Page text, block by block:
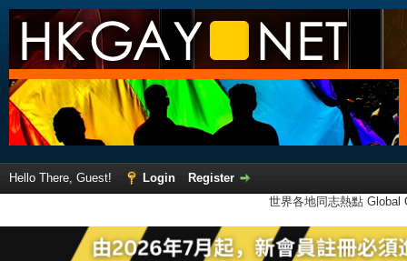
Hello There, Guest! Login
Register
世界各地同志熱點